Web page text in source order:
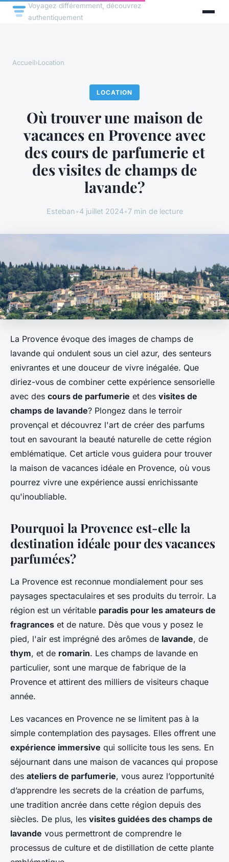
Voyagez différemment, découvrez
authentiquement
Accueil›Location
LOCATION
Où trouver une maison de
vacances en Provence avec
des cours de parfumerie et
des visites de champs de
lavande?
Esteban•4 juillet 2024•7 min de lecture
La Provence évoque des images de champs de
lavande qui ondulent sous un ciel azur, des senteurs
enivrantes et une douceur de vivre inégalée. Que
diriez-vous de combiner cette expérience sensorielle
avec des cours de parfumerie et des visites de
champs de lavande? Plongez dans le terroir
provençal et découvrez l'art de créer des parfums
tout en savourant la beauté naturelle de cette région
emblématique. Cet article vous guidera pour trouver
la maison de vacances idéale en Provence, où vous
pourrez vivre une expérience aussi enrichissante
qu'inoubliable.
Pourquoi la Provence est-elle la
destination idéale pour des vacances
parfumées?
La Provence est reconnue mondialement pour ses
paysages spectaculaires et ses produits du terroir. La
région est un véritable paradis pour les amateurs de
fragrances et de nature. Dès que vous y posez le
pied, l'air est imprégné des arômes de lavande, de
thym, et de romarin. Les champs de lavande en
particulier, sont une marque de fabrique de la
Provence et attirent des milliers de visiteurs chaque
année.
Les vacances en Provence ne se limitent pas à la
simple contemplation des paysages. Elles offrent une
expérience immersive qui sollicite tous les sens. En
séjournant dans une maison de vacances qui propose
des ateliers de parfumerie, vous aurez l’opportunité
d’apprendre les secrets de la création de parfums,
une tradition ancrée dans cette région depuis des
siècles. De plus, les visites guidées des champs de
lavande vous permettront de comprendre le
processus de culture et de distillation de cette plante